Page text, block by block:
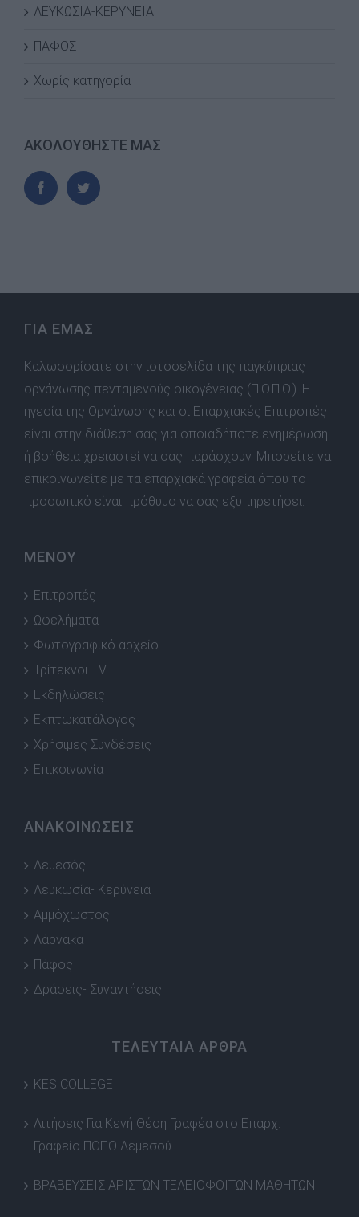
ΛΕΥΚΩΣΙΑ-ΚΕΡΥΝΕΙΑ
ΠΑΦΟΣ
Χωρίς κατηγορία
ΑΚΟΛΟΥΘΗΣΤΕ ΜΑΣ
ΓΙΑ ΕΜΑΣ
Καλωσορίσατε στην ιστοσελίδα της παγκύπριας
οργάνωσης πενταμενούς οικογένειας (Π.Ο.Π.Ο.). Η
ηγεσία της Οργάνωσης και οι Επαρχιακές Επιτροπές
είναι στην διάθεση σας για οποιαδήποτε ενημέρωση
ή βοήθεια χρειαστεί να σας παράσχουν. Μπορείτε να
επικοινωνείτε με τα επαρχιακά γραφεία όπου το
προσωπικό είναι πρόθυμο να σας εξυπηρετήσει.
ΜΕΝΟΥ
Επιτροπές
Ωφελήματα
Φωτογραφικό αρχείο
Τρίτεκνοι TV
Εκδηλώσεις
Εκπτωκατάλογος
Χρήσιμες Συνδέσεις
Επικοινωνία
ΑΝΑΚΟΙΝΩΣΕΙΣ
Λεμεσός
Λευκωσία- Κερύνεια
Αμμόχωστος
Λάρνακα
Πάφος
Δράσεις- Συναντήσεις
ΤΕΛΕΥΤΑΙΑ ΑΡΘΡΑ
KES COLLEGE
Αιτήσεις Για Κενή Θέση Γραφέα στο Επαρχ.
Γραφείο ΠΟΠΟ Λεμεσού
ΒΡΑΒΕΥΣΕΙΣ ΑΡΙΣΤΩΝ ΤΕΛΕΙΟΦΟΙΤΩΝ ΜΑΘΗΤΩΝ